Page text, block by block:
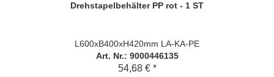
Drehstapelbehälter PP rot - 1 ST
L600xB400xH420mm LA-KA-PE
Art. Nr.: 9000446135
54,68 € *